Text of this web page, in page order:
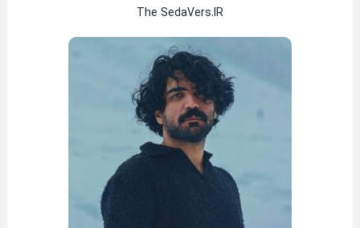
The SedaVers.IR